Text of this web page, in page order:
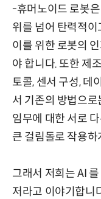
-휴머노이드 로봇
위를 넘어 탄력적
이를 위한 로봇의
야 합니다. 또한 제
토콜, 센서 구성, 데
서 기존의 방법으
임무에 대한 서로
큰 걸림돌로 작용하
그래서 저희는 AI
저라고 이야기합니